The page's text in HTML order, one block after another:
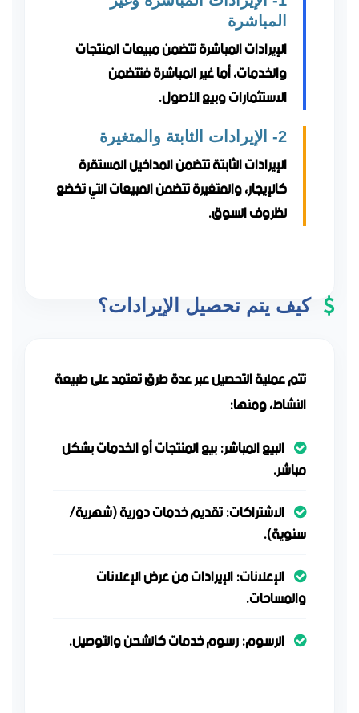
المباشرة
الإيرادات المباشرة تتضمن مبيعات المنتجات
والخدمات، أما غير المباشرة فتتضمن
الاستثمارات وبيع الأصول.
2- الإيرادات الثابتة والمتغيرة
الإيرادات الثابتة تتضمن المداخيل المستقرة
كالإيجار، والمتغيرة تتضمن المبيعات التي تخضع
لظروف السوق.
كيف يتم تحصيل الإيرادات؟
تتم عملية التحصيل عبر عدة طرق تعتمد على طبيعة
النشاط، ومنها:
البيع المباشر:بيع المنتجات أو الخدمات بشكل
مباشر.
الاشتراكات:تقديم خدمات دورية (شهرية/
سنوية).
الإعلانات:الإيرادات من عرض الإعلانات
والمساحات.
الرسوم:رسوم خدمات كالشحن والتوصيل.